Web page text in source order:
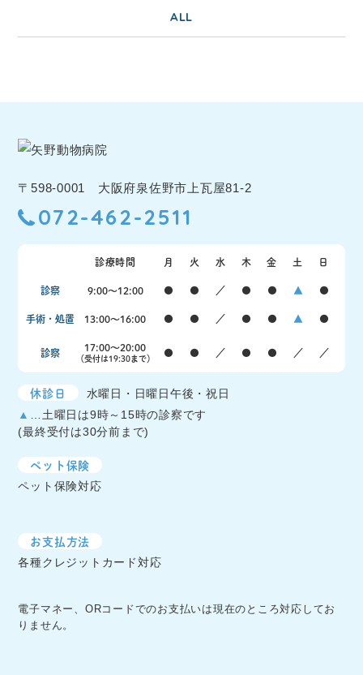
ALL
〒598-0001 大阪府泉佐野市上瓦屋81-2
072-462-2511
診療時間 月 火 水 木 金 土 日
診察 9:00〜12:00 ● ● ／ ● ● ▲ ●
手術・処置 13:00〜16:00 ● ● ／ ● ● ▲ ●
診察 17:00〜20:00
（受付は19:30まで） ● ● ／ ● ● ／ ／
休診日
水曜日・日曜日午後・祝日
▲
…土曜日は9時～15時の診察です
(最終受付は30分前まで)
ペット保険
ペット保険対応
お支払方法
各種クレジットカード対応
電子マネー、ORコードでのお支払いは現在のところ対応してお
りません。